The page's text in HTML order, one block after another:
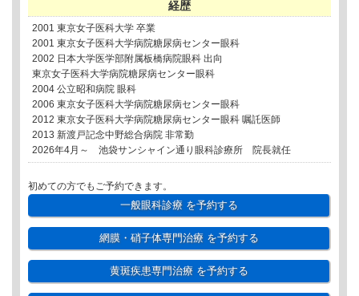
経歴
2001 東京女子医科大学 卒業
2001 東京女子医科大学病院糖尿病センター眼科
2002 日本大学医学部附属板橋病院眼科 出向
東京女子医科大学病院糖尿病センター眼科
2004 公立昭和病院 眼科
2006 東京女子医科大学病院糖尿病センター眼科
2012 東京女子医科大学病院糖尿病センター眼科 嘱託医師
2013 新渡戸記念中野総合病院 非常勤
2026年4月～ 池袋サンシャイン通り眼科診療所 院長就任
初めての方でもご予約できます。
一般眼科診療を予約する
網膜・硝子体専門治療を予約する
黄斑疾患専門治療を予約する